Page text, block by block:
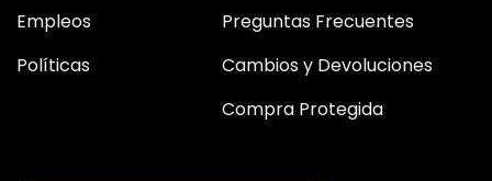
Empleos
Políticas
Preguntas Frecuentes
Cambios y Devoluciones
Compra Protegida